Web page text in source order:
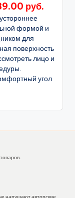
руб.
формой и
для
поверхность
лицо и
угол